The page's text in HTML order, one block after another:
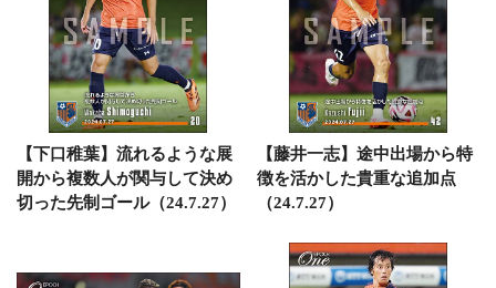
【下口稚葉】流れるような展
開から複数人が関与して決め
切った先制ゴール（24.7.27）
【藤井一志】途中出場から特
徴を活かした貴重な追加点
（24.7.27）